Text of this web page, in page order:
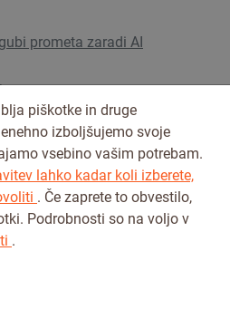
prometa zaradi AI
piškotke in druge
izboljšujemo svoje
vsebino vašim potrebam.
lahko kadar koli izberete,
. Če zaprete to obvestilo,
Podrobnosti so na voljo v
.